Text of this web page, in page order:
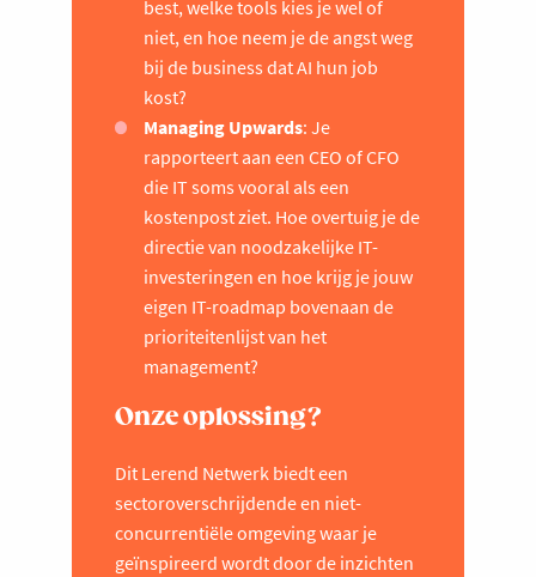
best, welke tools kies je wel of
niet, en hoe neem je de angst weg
bij de business dat AI hun job
kost?
Managing Upwards: Je
rapporteert aan een CEO of CFO
die IT soms vooral als een
kostenpost ziet. Hoe overtuig je de
directie van noodzakelijke IT-
investeringen en hoe krijg je jouw
eigen IT-roadmap bovenaan de
prioriteitenlijst van het
management?
Onze oplossing?
Dit Lerend Netwerk biedt een
sectoroverschrijdende en niet-
concurrentiële omgeving waar je
geïnspireerd wordt door de inzichten